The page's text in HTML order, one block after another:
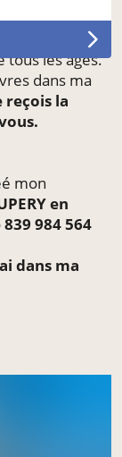
albums
tous les âges.
dans ma
reçois la
mon
en
984 564
dans ma